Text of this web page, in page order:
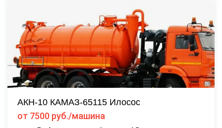
АКН-10 КАМАЗ-65115 Илосос
от 7500 руб./машина